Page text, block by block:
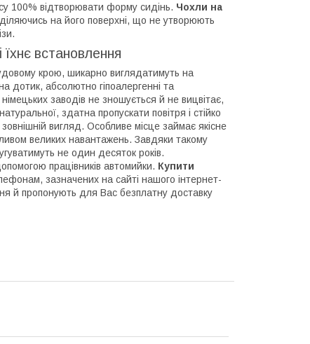
100% відтворювати форму сидінь. Чохли на
на його поверхні, що не утворюють
встановлення
крою, шикарно виглядатимуть на
дотик, абсолютно гіпоалергенні та
заводів не зношується й не вицвітає,
здатна пропускати повітря і стійко
вигляд. Особливе місце займає якісне
великих навантажень. Завдяки такому
не один десяток років.
працівників автомийки. Купити
зазначених на сайті нашого інтернет-
й пропонують для Вас безплатну доставку